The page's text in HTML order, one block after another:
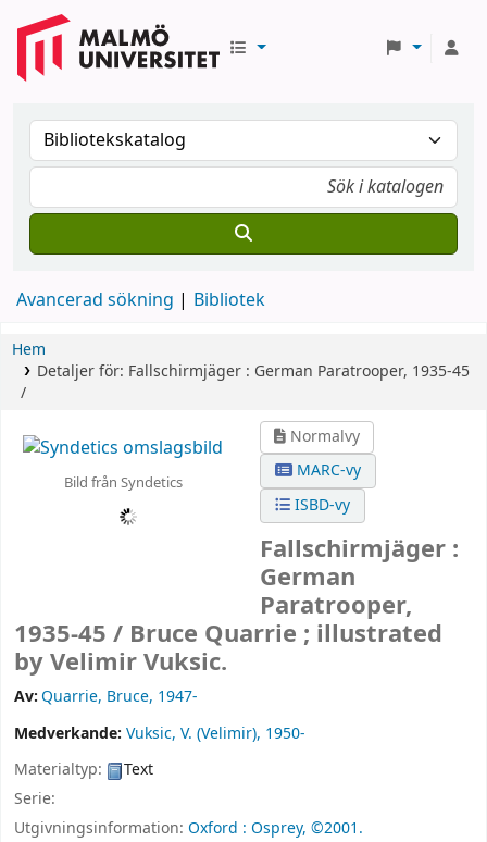
Avancerad sökning Bibliotek
Hem
Detaljer för: Fallschirmjäger : German Paratrooper, 1935-45
/
Bild från Syndetics
Normalvy
MARC-vy
ISBD-vy
Fallschirmjäger :
German
Paratrooper,
1935-45 / Bruce Quarrie ; illustrated
by Velimir Vuksic.
Av:Quarrie, Bruce, 1947-
Medverkande: Vuksic, V. (Velimir), 1950-
Materialtyp:
Text
Serie:
Utgivningsinformation: Oxford : Osprey, ©2001.